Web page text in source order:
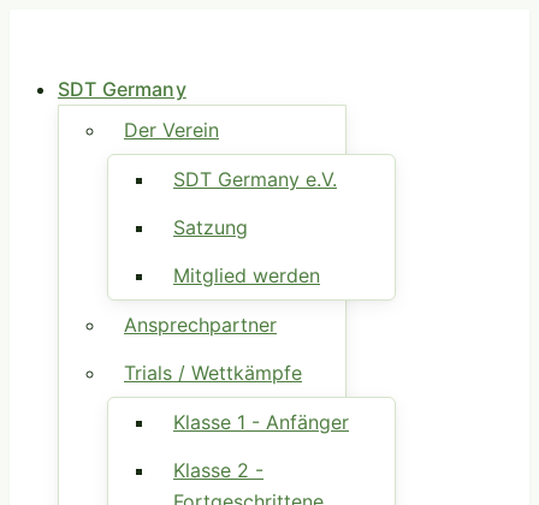
SDT Germany
Der Verein
SDT Germany e.V.
Satzung
Mitglied werden
Ansprechpartner
Trials / Wettkämpfe
Klasse 1 - Anfänger
Klasse 2 -
Fortgeschrittene